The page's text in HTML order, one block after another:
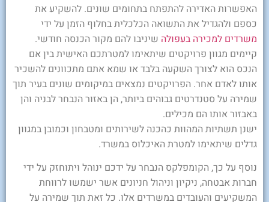
האפשרות האדירה להתפתח בתחומים שונים. להשקיע את
כספם ולהגדיל את התשואה הכלכלית בחלוף הזמן על ידי
משרדים למכירה בעפולה שיניבו להם מקור הכנסה חודשי.
קיימים מגוון פרויקטים שיתאימו למטרתכם האישית בין אם
הנכס הוא לצורך השקעה בלבד או שמא אתם מתכוונים להשכיר
אותו לאדם אחר. הפרויקטים נמצאים במיקומים שונים בעיר תוך
שמירה על סטנדרטים גבוהים ביותר, הן באזור הנבחר לבניה והן
באבזור אותו הם מכילים.
ישנן תשתיות המהוות כהכנה לשירותים ומטבחון וכמובן במגוון
גדלים שיתאימו למטרת האיכלוס במשרד.
נוסף על כך, הקומפלקס הנבחר על ידכם ינוהל ויתוחזק על ידי
חברות אבטחה, ניקיון וניהול חניונים אשר ישמשו לרווחת
המשקיעים והעובדים במשרדים אלו. כל זאת תוך שמירה על